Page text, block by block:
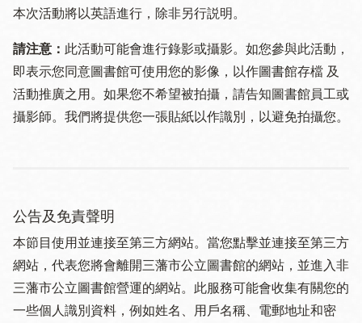
本次活動將以英語進行，除非另行説明。
請注意： 此活動可能會進行錄影或攝影。如您參與此活動，
即表示您同意圖書館可使用您的影像，以作圖書館存檔 及
活動推廣之用。如果您不希望被拍攝，請告知圖書館員工或
攝影師。我們將提供您一張貼紙以作識別，以避免拍攝您。
公告及免責聲明
本節目使用並連接至第三方網站。當您點擊並連接至第三方
網站，代表您將會離開三藩市公立圖書館的網站，並進入非
三藩市公立圖書館營運的網站。此服務可能會收集有關您的
一些個人識別資料，例如姓名、用戶名稱、電郵地址和密